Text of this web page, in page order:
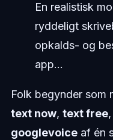
En realistisk
ryddeligt
opkalds- og
app...
Folk begynder som
text now, text free,
googlevoiceaf én